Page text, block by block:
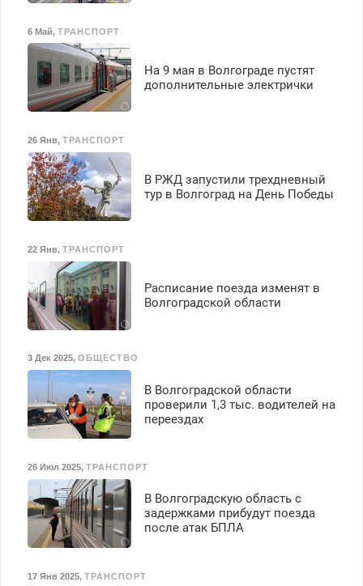
6 Май, ТРАНСПОРТ
На 9 мая в Волгограде пустят
дополнительные электрички
26 Янв, ТРАНСПОРТ
В РЖД запустили трехдневный
тур в Волгоград на День Победы
22 Янв, ТРАНСПОРТ
Расписание поезда изменят в
Волгоградской области
3 Дек 2025, ОБЩЕСТВО
В Волгоградской области
проверили 1,3 тыс. водителей на
переездах
26 Июл 2025, ТРАНСПОРТ
В Волгоградскую область с
задержками прибудут поезда
после атак БПЛА
17 Янв 2025, ТРАНСПОРТ